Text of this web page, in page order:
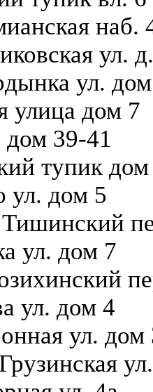
наб.
ул.
ул.
улица дом 7
дом 39-41
тупик
ул. дом 5
ул. дом 7
ул. дом 4
ул. дом